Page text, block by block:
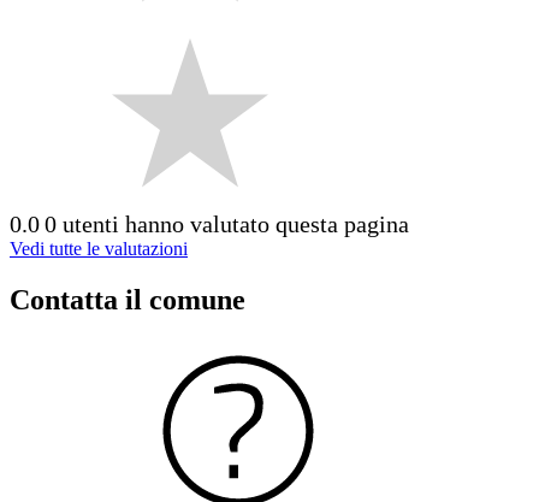
0.00 utenti hanno valutato questa pagina
Vedi tutte le valutazioni
Contatta il comune